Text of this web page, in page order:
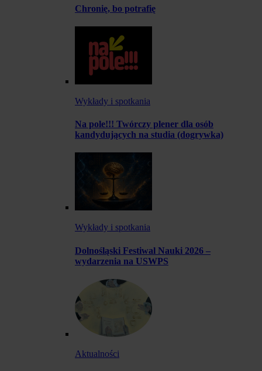
Chronię, bo potrafię
Wykłady i spotkania
Na pole!!! Twórczy plener dla osób
kandydujących na studia (dogrywka)
Wykłady i spotkania
Dolnośląski Festiwal Nauki 2026 –
wydarzenia na USWPS
Aktualności